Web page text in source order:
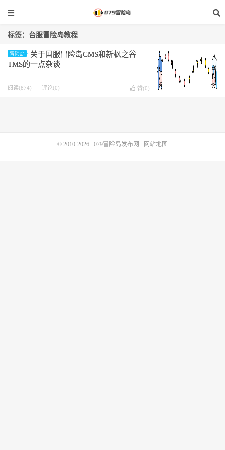
标签：台服冒险岛教程
冒险岛
关于国服冒险岛CMS和新枫之谷
TMS的一点杂谈
阅读(874) 评论(0) 赞(0)
© 2010-2026 079冒险岛发布网 网站地图